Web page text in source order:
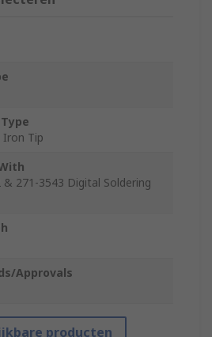
Iron Tip
& 271-3543 Digital Soldering
Approvals
producten